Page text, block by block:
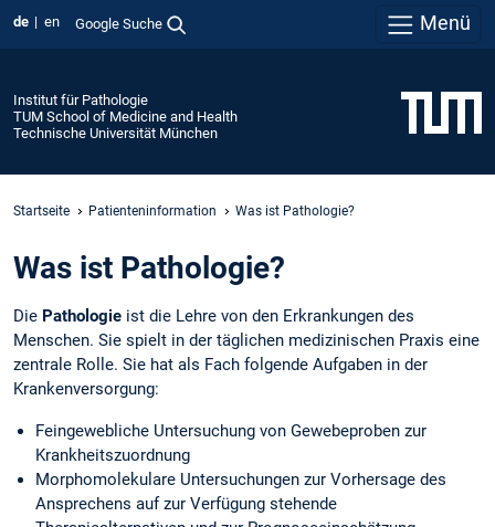
de en Google Suche Menü
Institut für Pathologie
TUM School of Medicine and Health
Technische Universität München
Startseite Patienteninformation Was ist Pathologie?
Was ist Pathologie?
Die Pathologie ist die Lehre von den Erkrankungen des
Menschen. Sie spielt in der täglichen medizinischen Praxis eine
zentrale Rolle. Sie hat als Fach folgende Aufgaben in der
Krankenversorgung:
Feingewebliche Untersuchung von Gewebeproben zur
Krankheitszuordnung
Morphomolekulare Untersuchungen zur Vorhersage des
Ansprechens auf zur Verfügung stehende